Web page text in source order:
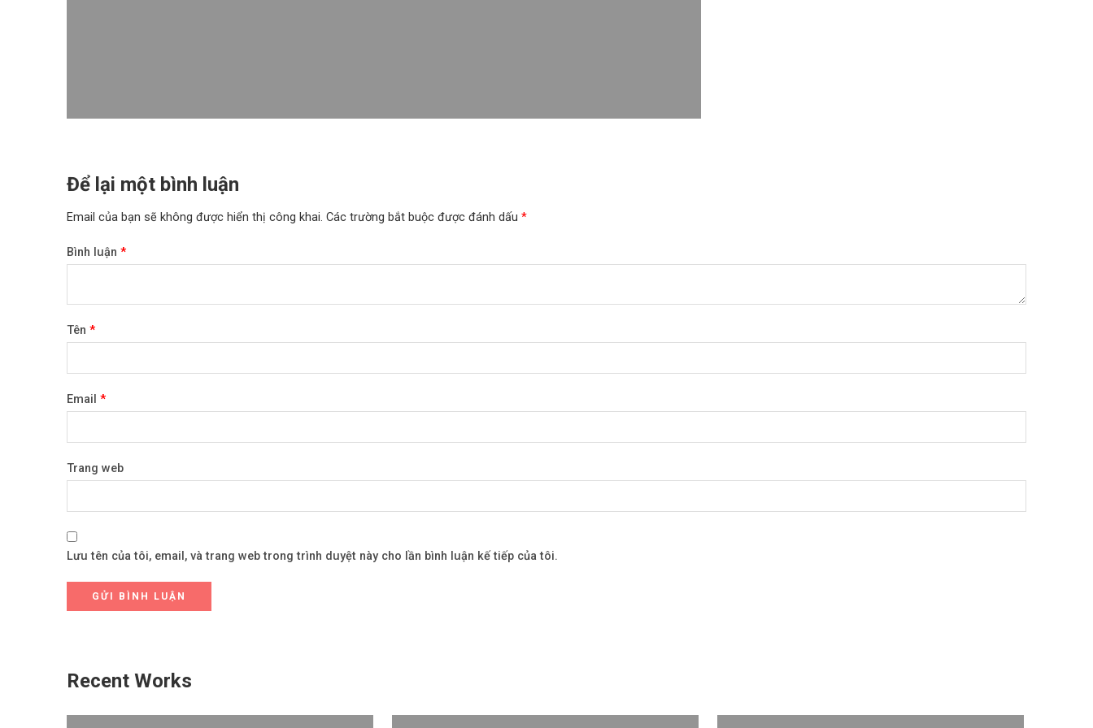
Để lại một bình luận
Email của bạn sẽ không được hiển thị công khai. Các trường bắt buộc được đánh dấu *
Bình luận *
Tên *
Email *
Trang web
Lưu tên của tôi, email, và trang web trong trình duyệt này cho lần bình luận kế tiếp của tôi.
Recent Works